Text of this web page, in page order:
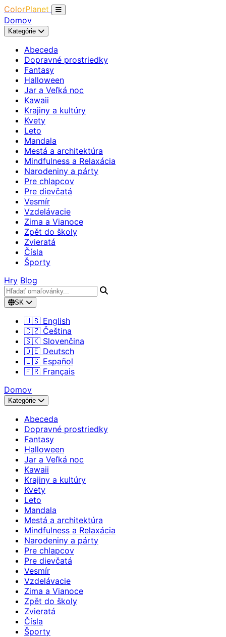
ColorPlanet
Domov
Kategórie
Abeceda
Dopravné prostriedky
Fantasy
Halloween
Jar a Veľká noc
Kawaii
Krajiny a kultúry
Kvety
Leto
Mandala
Mestá a architektúra
Mindfulness a Relaxácia
Narodeniny a párty
Pre chlapcov
Pre dievčatá
Vesmír
Vzdelávacie
Zima a Vianoce
Zpět do školy
Zvieratá
Čísla
Športy
Hry Blog
SK
🇺🇸 English
🇨🇿 Čeština
🇸🇰 Slovenčina
🇩🇪 Deutsch
🇪🇸 Español
🇫🇷 Français
Domov
Kategórie
Abeceda
Dopravné prostriedky
Fantasy
Halloween
Jar a Veľká noc
Kawaii
Krajiny a kultúry
Kvety
Leto
Mandala
Mestá a architektúra
Mindfulness a Relaxácia
Narodeniny a párty
Pre chlapcov
Pre dievčatá
Vesmír
Vzdelávacie
Zima a Vianoce
Zpět do školy
Zvieratá
Čísla
Športy